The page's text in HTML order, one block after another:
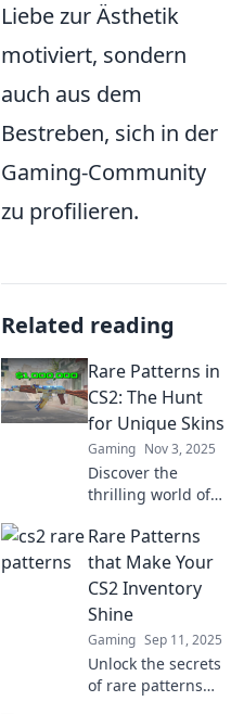
Liebe zur Ästhetik
motiviert, sondern
auch aus dem
Bestreben, sich in der
Gaming-Community
zu profilieren.
Related reading
Rare Patterns in
CS2: The Hunt
for Unique Skins
Gaming Nov 3, 2025
Discover the
thrilling world of
Uncover unique
patterns and tips
for scoring your
ultimate cosmetic
treasure. Don't
miss out!
Rare Patterns
that Make Your
CS2 Inventory
Shine
Gaming Sep 11, 2025
Unlock the secrets
of rare patterns